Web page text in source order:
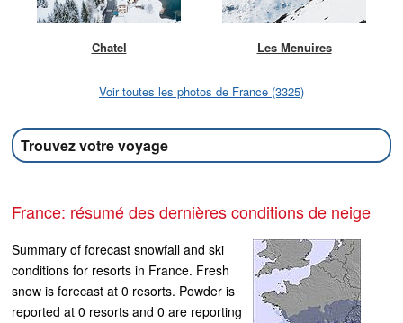
Chatel Les Menuires
Voir toutes les photos de France (3325)
Trouvez votre voyage
France: résumé des dernières conditions de neige
Summary of forecast snowfall and ski
conditions for resorts in France. Fresh
snow is forecast at 0 resorts. Powder is
reported at 0 resorts and 0 are reporting